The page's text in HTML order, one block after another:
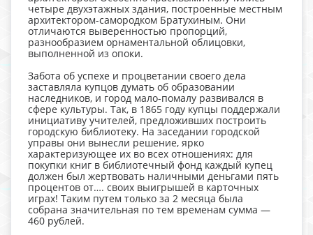
четыре двухэтажных здания, построенные местным
архитектором-самородком Братухиным. Они
отличаются выверенностью пропорций,
разнообразием орнаментальной облицовки,
выполненной из опоки.
Забота об успехе и процветании своего дела
заставляла купцов думать об образовании
наследников, и город мало-помалу развивался в
сфере культуры. Так, в 1865 году купцы поддержали
инициативу учителей, предложивших построить
городскую библиотеку. На заседании городской
управы они вынесли решение, ярко
характеризующее их во всех отношениях: для
покупки книг в библиотечный фонд каждый купец
должен был жертвовать наличными деньгами пять
процентов от…. своих выигрышей в карточных
играх! Таким путем только за 2 месяца была
собрана значительная по тем временам сумма —
460 рублей.